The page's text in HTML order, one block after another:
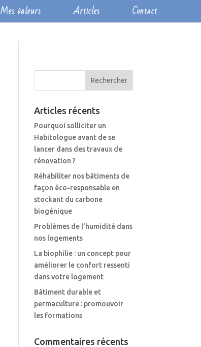
Mes valeurs Articles Contact
Articles récents
Pourquoi solliciter un
Habitologue avant de se
lancer dans des travaux de
rénovation ?
Réhabiliter nos bâtiments de
façon éco-responsable en
stockant du carbone
biogénique
Problèmes de l’humidité dans
nos logements
La biophilie : un concept pour
améliorer le confort ressenti
dans votre logement
Bâtiment durable et
permaculture : promouvoir
les formations
Commentaires récents